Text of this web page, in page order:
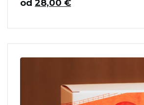
od 28,00 €